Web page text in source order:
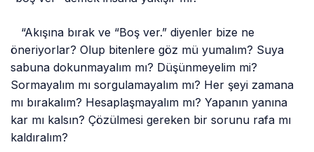
“Akışına bırak ve “Boş ver.” diyenler bize ne
öneriyorlar? Olup bitenlere göz mü yumalım? Suya
sabuna dokunmayalım mı? Düşünmeyelim mi?
Sormayalım mı sorgulamayalım mı? Her şeyi zamana
mı bırakalım? Hesaplaşmayalım mı? Yapanın yanına
kar mı kalsın? Çözülmesi gereken bir sorunu rafa mı
kaldıralım?